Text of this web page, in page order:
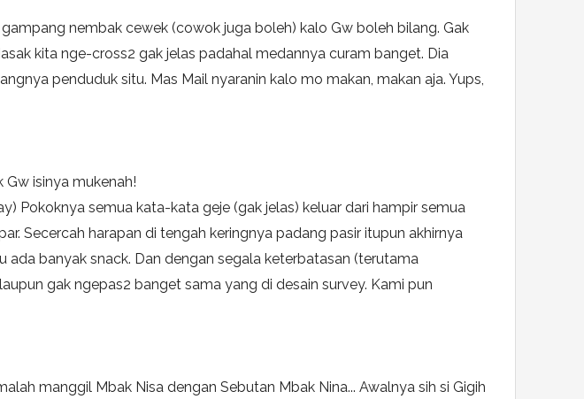
nembak cewek (cowok juga boleh) kalo Gw boleh bilang. Gak
kita nge-cross2 gak jelas padahal medannya curam banget. Dia
penduduk situ. Mas Mail nyaranin kalo mo makan, makan aja. Yups,
isinya mukenah!
Pokoknya semua kata-kata geje (gak jelas) keluar dari hampir semua
Secercah harapan di tengah keringnya padang pasir itupun akhirnya
ada banyak snack. Dan dengan segala keterbatasan (terutama
gak ngepas2 banget sama yang di desain survey. Kami pun
manggil Mbak Nisa dengan Sebutan Mbak Nina... Awalnya sih si Gigih